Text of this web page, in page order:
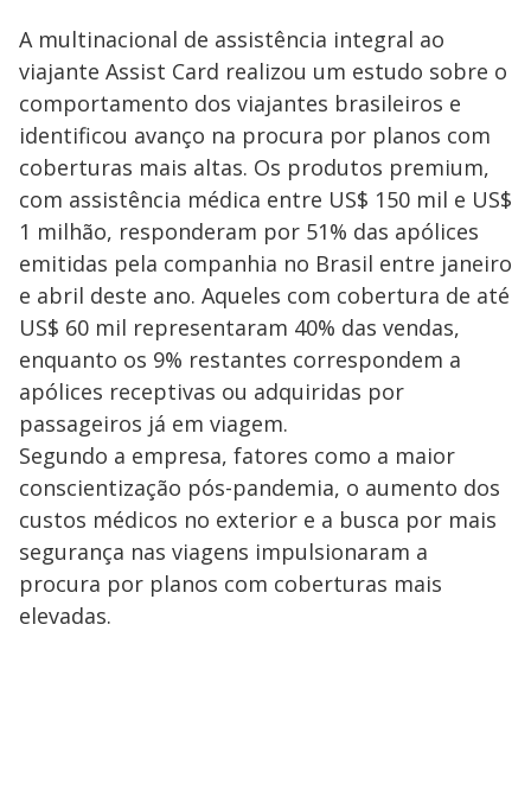
A multinacional de assistência integral ao
viajante Assist Card realizou um estudo sobre o
comportamento dos viajantes brasileiros e
identificou avanço na procura por planos com
coberturas mais altas. Os produtos premium,
com assistência médica entre US$ 150 mil e US$
1 milhão, responderam por 51% das apólices
emitidas pela companhia no Brasil entre janeiro
e abril deste ano. Aqueles com cobertura de até
US$ 60 mil representaram 40% das vendas,
enquanto os 9% restantes correspondem a
apólices receptivas ou adquiridas por
passageiros já em viagem.
Segundo a empresa, fatores como a maior
conscientização pós-pandemia, o aumento dos
custos médicos no exterior e a busca por mais
segurança nas viagens impulsionaram a
procura por planos com coberturas mais
elevadas.